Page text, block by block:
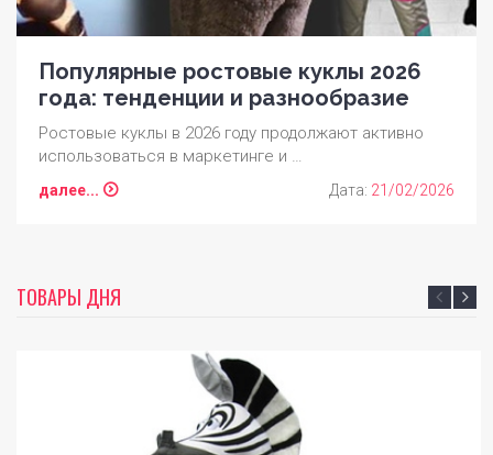
Популярные ростовые куклы 2026
года: тенденции и разнообразие
Ростовые куклы в 2026 году продолжают активно
использоваться в маркетинге и …
далее... Дата: 21/02/2026
ТОВАРЫ ДНЯ